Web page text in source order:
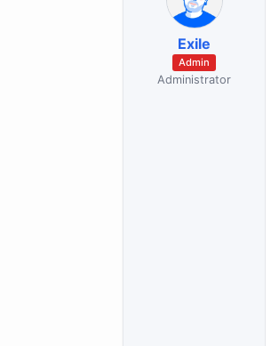
Exile
Admin
Administrator